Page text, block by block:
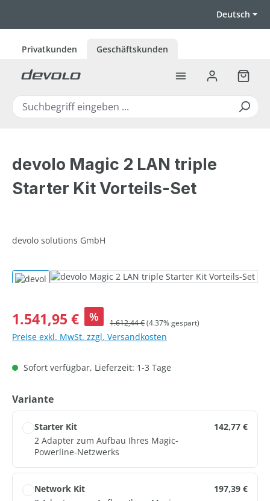
Deutsch
Privatkunden Geschäftskunden
devolo Magic 2 LAN triple
Starter Kit Vorteils-Set
devolo solutions GmbH
Bildergalerie überspringen
Verkaufspreis:
1.541,95 € % Regulärer Preis:
1.612,44 €(4.37% gespart)
Preise exkl. MwSt. zzgl. Versandkosten
Sofort verfügbar, Lieferzeit: 1-3 Tage
Varianteauswählen
Starter Kit
2 Adapter zum Aufbau Ihres Magic-
Powerline-Netzwerks
142,77 €
Network Kit
197,39 €